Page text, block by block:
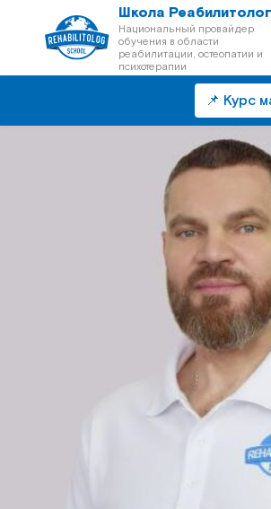
Школа Реабилитолог
Национальный провайдер
обучения в области
реабилитации, остеопатии и
психотерапии
📌 Курс